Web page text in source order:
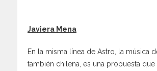
Javiera Mena
En la misma línea de Astro, la música
también chilena, es una propuesta que